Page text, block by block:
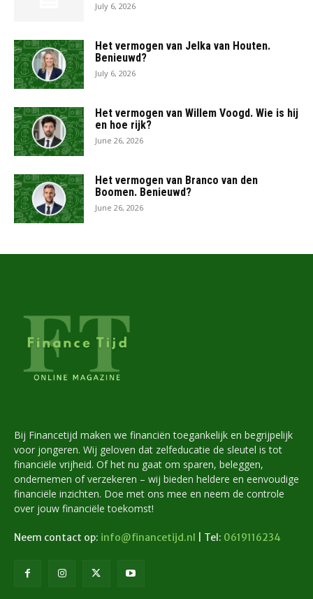
July 6, 2026
Het vermogen van Jelka van Houten.
Benieuwd?
July 6, 2026
Het vermogen van Willem Voogd. Wie is hij
en hoe rijk?
June 26, 2026
Het vermogen van Branco van den
Boomen. Benieuwd?
June 26, 2026
Bij Financetijd maken we financiën toegankelijk en begrijpelijk
voor jongeren. Wij geloven dat zelfeducatie de sleutel is tot
financiële vrijheid. Of het nu gaat om sparen, beleggen,
ondernemen of verzekeren – wij bieden heldere en eenvoudige
financiële inzichten. Doe met ons mee en neem de controle
over jouw financiële toekomst!
Neem contact op: info@financetijd.nl | Tel: 0619116234